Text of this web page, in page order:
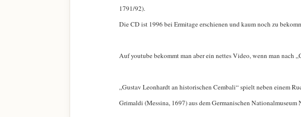
1791/92).
Die CD ist 1996 bei Ermitage erschienen und kaum noch zu
Auf youtube bekommt man aber ein nettes Video, wenn man nach
„Gustav Leonhardt an historischen Cembali“ spielt neben einem
Grimaldi (Messina, 1697) aus dem Germanischen Nationalmuseum